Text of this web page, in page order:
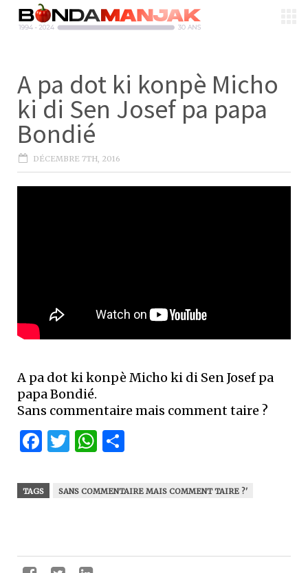
A pa dot ki konpè Micho
ki di Sen Josef pa papa
Bondié
DÉCEMBRE 7TH, 2016
A pa dot ki konpè Micho ki di Sen Josef pa
papa Bondié.
Sans commentaire mais comment taire ?
Facebook
Twitter
WhatsApp
TAGS SANS COMMENTAIRE MAIS COMMENT TAIRE ?'